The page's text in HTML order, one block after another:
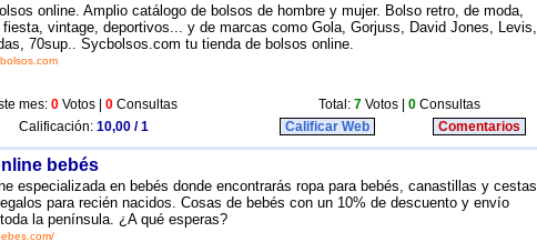
online. Amplio catálogo de bolsos de hombre y mujer. Bolso retro, de moda,
vintage, deportivos... y de marcas como Gola, Gorjuss, David Jones, Levis,
70sup.. Sycbolsos.com tu tienda de bolsos online.
mes: 0 Votos | 0 Consultas Total: 7 Votos | 0 Consultas
Calificación: 10,00 / 1 Calificar Web Comentarios
bebés
especializada en bebés donde encontrarás ropa para bebés, canastillas y cestas
para recién nacidos. Cosas de bebés con un 10% de descuento y envío
la península. ¿A qué esperas?